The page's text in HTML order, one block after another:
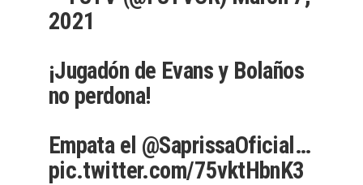
2021
¡Jugadón de Evans y Bolaños
no perdona!
Empata el @SaprissaOficial …
pic.twitter.com/75vktHbnK3